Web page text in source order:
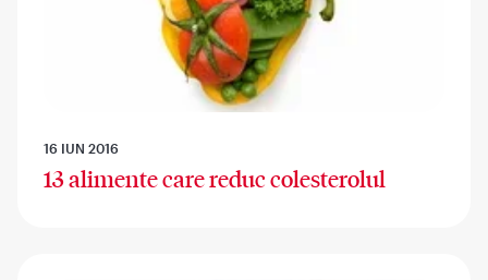
16 IUN 2016
13 alimente care reduc colesterolul